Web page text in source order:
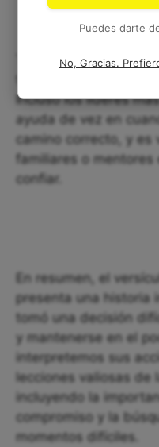
También podemos
Incluso los líderes
ayuda de vez en
camino correcto, y es
familiares o
confiar.
En resumen, el
presenta una historia
tomó una decisión
y mantenerse en el
interpretemos sus
lecciones valiosas de
incluyendo la
compromiso y la
momentos difíciles.
Puedes darte
No, Gracias.